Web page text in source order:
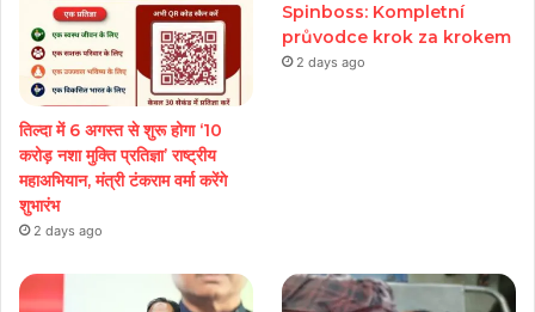
तिल्दा में 6 अगस्त से शुरू होगा ‘10
करोड़ नशा मुक्ति प्रतिज्ञा’ राष्ट्रीय
महाअभियान, मंत्री टंकराम वर्मा करेंगे
शुभारंभ
2 days ago
Spinboss: Kompletní
průvodce krok za krokem
2 days ago